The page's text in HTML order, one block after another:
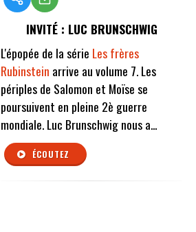
INVITÉ : LUC BRUNSCHWIG
L'épopée de la série Les frères
Rubinstein arrive au volume 7. Les
périples de Salomon et Moïse se
poursuivent en pleine 2è guerre
mondiale. Luc Brunschwig nous a...
ÉCOUTEZ